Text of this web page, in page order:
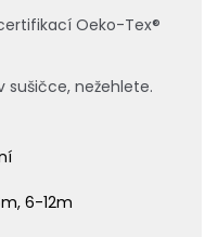
Oeko-Tex®
sušičce, nežehlete.
6-12m